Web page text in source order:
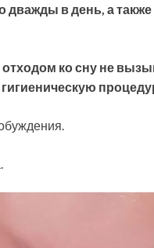
дважды в день, а
ко сну не